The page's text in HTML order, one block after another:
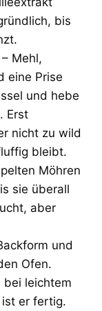
bis
Mehl,
eine Prise
und hebe
Erst
nicht zu wild
bleibt.
Möhren
sie überall
aber
und
Ofen.
leichtem
er fertig.